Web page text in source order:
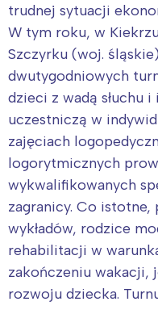
trudnej sytuacji
W tym roku, w
Szczyrku (woj.
dwutygodniowych
dzieci z wadą słuchu
uczestniczą w
zajęciach
logorytmicznych
wykwalifikowanych
zagranicy. Co
wykładów, rodzice
rehabilitacji w
zakończeniu wakacji,
rozwoju dziecka.